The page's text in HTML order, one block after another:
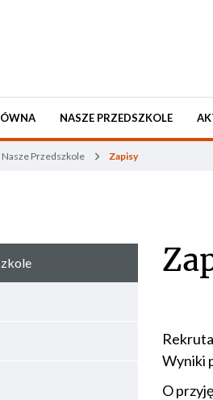
NASZE PRZEDSZKOLE
Nasze Przedszkole Zapisy
Wyniki
O